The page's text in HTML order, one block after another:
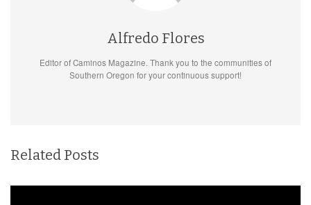
Alfredo Flores
Editor of Caminos Magazine. Thank you to the communities of
Southern Oregon for your continuous support!
Related Posts